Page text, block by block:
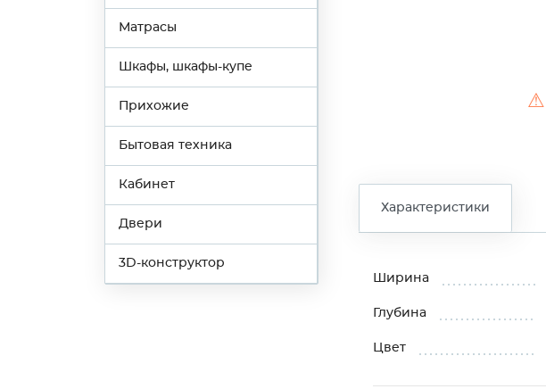
Матрасы
Шкафы, шкафы-купе
Прихожие
Бытовая техника
Кабинет
Двери
3D-конструктор
⚠
Характеристики
Ширина
Глубина
Цвет